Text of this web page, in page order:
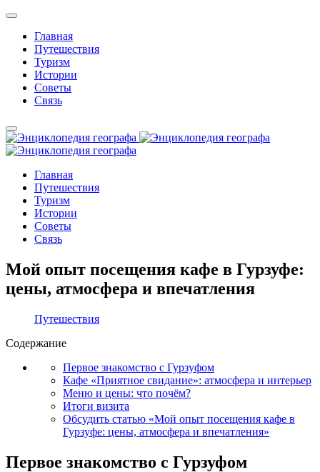
Главная
Путешествия
Туризм
Истории
Советы
Связь
Главная
Путешествия
Туризм
Истории
Советы
Связь
Мой опыт посещения кафе в Гурзуфе:
цены, атмосфера и впечатления
Путешествия
Содержание
Первое знакомство с Гурзуфом
Кафе «Приятное свидание»: атмосфера и интерьер
Меню и цены: что почём?
Итоги визита
Обсудить статью «Мой опыт посещения кафе в
Гурзуфе: цены, атмосфера и впечатления»
Первое знакомство с Гурзуфом